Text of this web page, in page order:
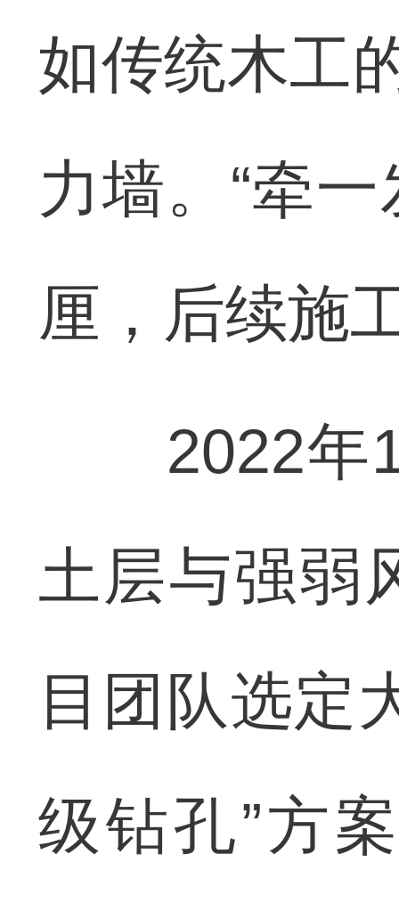
如传统木工
力墙。“牵
厘，后续施
2022年11
土层与强弱
目团队选定
级钻孔”方